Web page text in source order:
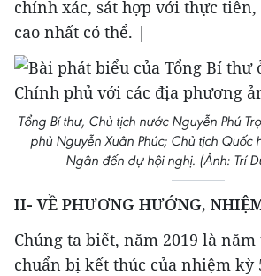
chính xác, sát hợp với thực
cao nhất có thể. |
Tổng Bí thư, Chủ tịch nước Nguyễn Phú
phủ Nguyễn Xuân Phúc; Chủ tịch Quốc
Ngân đến dự hội nghị. (Ảnh: Trí
II- VỀ PHƯƠNG HƯỚNG,
Chúng ta biết, năm 2019 là
chuẩn bị kết thúc của nhiệm kỳ